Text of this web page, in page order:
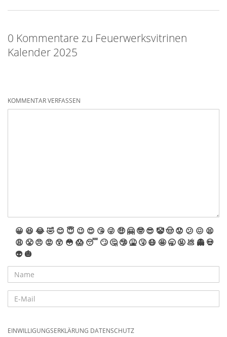
0 Kommentare zu Feuerwerksvitrinen
Kalender 2025
KOMMENTAR VERFASSEN
😀 😆 😂🤣 😊 😇 😉 😍 😘 😜 🤑 🤗 🤓 😎 🤡🤠 😟 😕 😖 😫
😩 😤 😠 😡 😲 😳 😱 😴 🙄 🤔 🤥 🤮 🤧 😷 🤩 🥱 🤬 💩 👻 💀
👽 🎃
EINWILLIGUNGSERKLÄRUNG DATENSCHUTZ